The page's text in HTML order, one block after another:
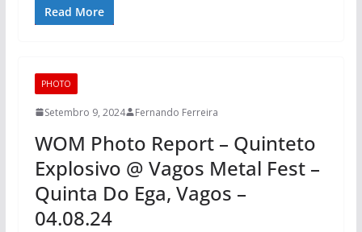
Read More
PHOTO
Setembro 9, 2024 Fernando Ferreira
WOM Photo Report – Quinteto
Explosivo @ Vagos Metal Fest –
Quinta Do Ega, Vagos –
04.08.24